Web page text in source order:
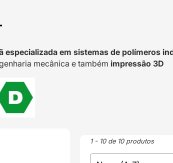
especializada em sistemas de polímeros
mecânica e também impressão 3D
1 - 10 de 10 produtos
sort
Sort content